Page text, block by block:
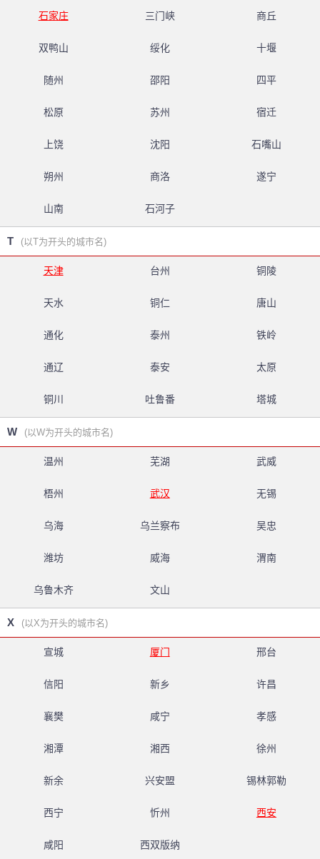
石家庄 三门峡 商丘
双鸭山 绥化 十堰
随州 邵阳 四平
松原 苏州 宿迁
上饶 沈阳 石嘴山
朔州 商洛 遂宁
山南 石河子
T (以T为开头的城市名)
天津 台州 铜陵
天水 铜仁 唐山
通化 泰州 铁岭
通辽 泰安 太原
铜川 吐鲁番 塔城
W (以W为开头的城市名)
温州 芜湖 武威
梧州 武汉 无锡
乌海 乌兰察布 吴忠
潍坊 威海 渭南
乌鲁木齐 文山
X (以X为开头的城市名)
宣城 厦门 邢台
信阳 新乡 许昌
襄樊 咸宁 孝感
湘潭 湘西 徐州
新余 兴安盟 锡林郭勒
西宁 忻州 西安
咸阳 西双版纳